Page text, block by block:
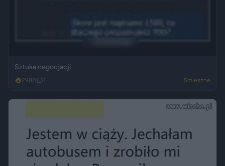
Sztuka negocjacji
2980 1 Śmieszne